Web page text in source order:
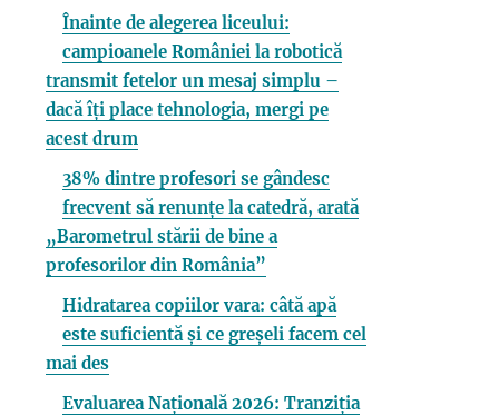
Înainte de alegerea liceului:
campioanele României la robotică
transmit fetelor un mesaj simplu –
dacă îți place tehnologia, mergi pe
acest drum
38% dintre profesori se gândesc
frecvent să renunțe la catedră, arată
„Barometrul stării de bine a
profesorilor din România”
Hidratarea copiilor vara: câtă apă
este suficientă și ce greșeli facem cel
mai des
Evaluarea Națională 2026: Tranziția